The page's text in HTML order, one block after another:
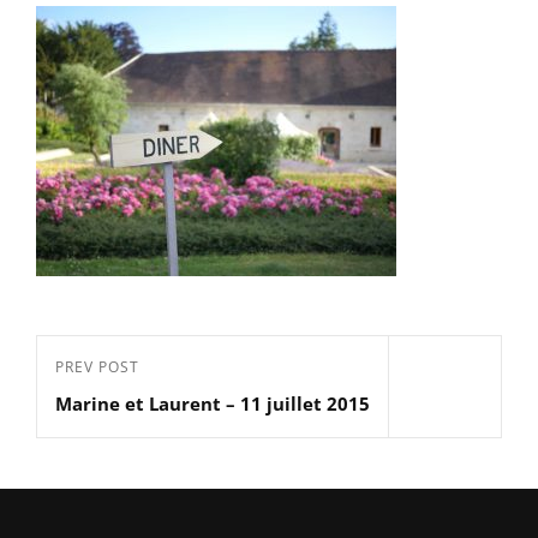
Navigation
de
l’article
Previous
Post
PREV POST
Marine et Laurent – 11 juillet 2015